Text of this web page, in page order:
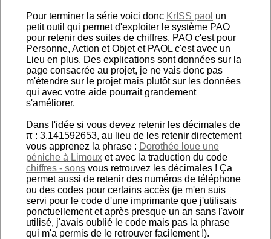
Pour terminer la série voici donc KrISS paol un
petit outil qui permet d'exploiter le système PAO
pour retenir des suites de chiffres. PAO c'est pour
Personne, Action et Objet et PAOL c'est avec un
Lieu en plus. Des explications sont données sur la
page consacrée au projet, je ne vais donc pas
m'étendre sur le projet mais plutôt sur les données
qui avec votre aide pourrait grandement
s'améliorer.
Dans l'idée si vous devez retenir les décimales de
π : 3.141592653, au lieu de les retenir directement
vous apprenez la phrase : Dorothée loue une
péniche à Limoux et avec la traduction du code
chiffres - sons vous retrouvez les décimales ! Ça
permet aussi de retenir des numéros de téléphone
ou des codes pour certains accès (je m'en suis
servi pour le code d'une imprimante que j'utilisais
ponctuellement et après presque un an sans l'avoir
utilisé, j'avais oublié le code mais pas la phrase
qui m'a permis de le retrouver facilement !).